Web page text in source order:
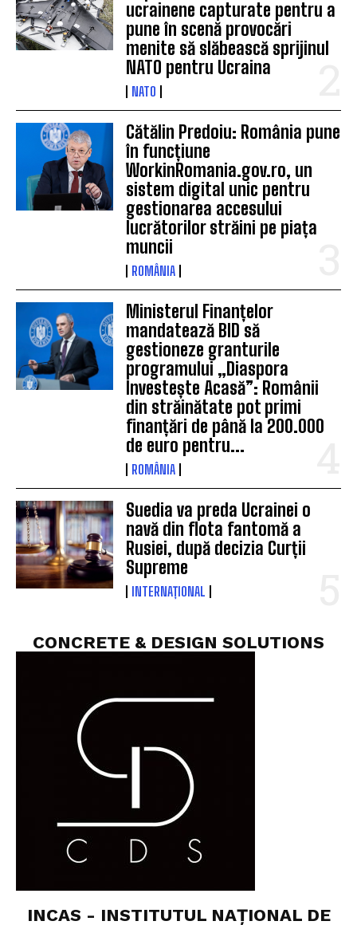
ucrainene capturate pentru a
pune în scenă provocări
menite să slăbească sprijinul
NATO pentru Ucraina
NATO
Cătălin Predoiu: România pune
în funcțiune
WorkinRomania.gov.ro, un
sistem digital unic pentru
gestionarea accesului
lucrătorilor străini pe piața
muncii
ROMÂNIA
Ministerul Finanțelor
mandatează BID să
gestioneze granturile
programului „Diaspora
Investește Acasă”: Românii
din străinătate pot primi
finanțări de până la 200.000
de euro pentru...
ROMÂNIA
Suedia va preda Ucrainei o
navă din flota fantomă a
Rusiei, după decizia Curții
Supreme
INTERNAȚIONAL
CONCRETE & DESIGN SOLUTIONS
INCAS - INSTITUTUL NAȚIONAL DE